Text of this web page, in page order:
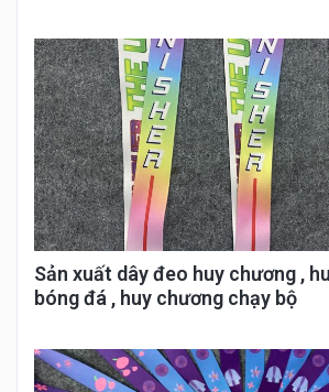
Sản xuất dây đeo huy chương ,
bóng đá , huy chương chạy bộ